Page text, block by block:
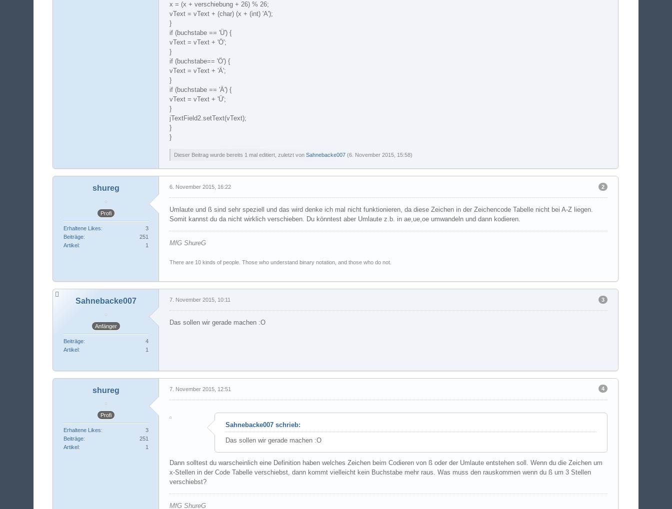
x = (x + verschiebung + 26) % 26;
vText = vText + (char) (x + (int) 'A');
}
if (buchstabe == 'Ü') {
vText = vText + 'Ö';
}
if (buchstabe== 'Ö') {
vText = vText + 'Ä';
}
if (buchstabe == 'Ä') {
vText = vText + 'Ü';
}
jTextField2.setText(vText);
}
}
Dieser Beitrag wurde bereits 1 mal editiert, zuletzt vonSahnebacke007 (6. November 2015, 15:58)
shureg
Profi
Erhaltene Likes
3
Beiträge
251
Artikel
1
2
6. November 2015, 16:22
Umlaute und ß sind sehr speziell und das wird denke ich mal nicht funktionieren, da diese Zeichen in der Zeichencode Tabelle nicht bei A-Z liegen.
Somit kannst du da nicht wirklich verschieben. Du könntest aber Umlaute z.b. in ae,ue,oe umwandeln und dann kodieren.
MfG ShureG
There are 10 kinds of people. Those who understand binary notation, and those who do not.
Sahnebacke007
Anfänger
Beiträge
4
Artikel
1
3
7. November 2015, 10:11
Das sollen wir gerade machen :O
shureg
Profi
Erhaltene Likes
3
Beiträge
251
Artikel
1
4
7. November 2015, 12:51
Sahnebacke007 schrieb:
Das sollen wir gerade machen :O
Dann solltest du warscheinlich eine Definition haben welches Zeichen beim Codieren von ß oder der Umlaute entstehen soll. Wenn du die Zeichen um
x-Stellen in der Code Tabelle verschiebst, dann kommt vielleicht kein Buchstabe mehr raus. Was muss den rauskommen wenn du ß um 3 Stellen
verschiebst?
MfG ShureG